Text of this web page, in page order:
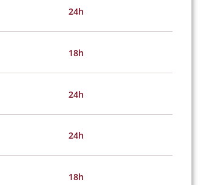
24h
18h
24h
24h
18h